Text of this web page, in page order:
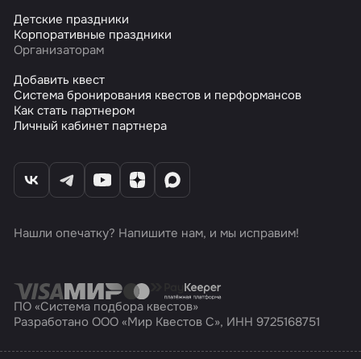
Детские праздники
Корпоративные праздники
Организаторам
Добавить квест
Система бронирования квестов и перформансов
Как стать партнером
Личный кабинет партнера
Нашли опечатку? Напишите нам, и мы исправим!
ПО «Система подбора квестов»
Разработано ООО «Мир Квестов С», ИНН 9725168751